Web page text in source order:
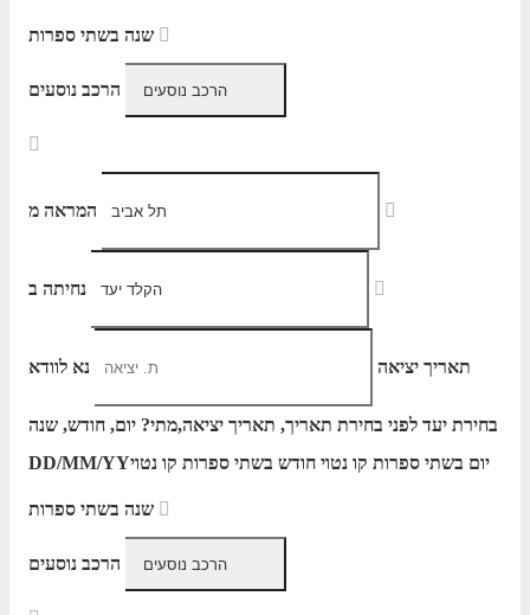
הרכב נוסעים
המראה מ
נחיתה ב
תאריך יציאה נא לוודא
בחירת יעד לפני בחירת תאריך, תאריך יציאה,מתי? יום, חודש, שנה
DD/MM/YYיום בשתי ספרות קו נטוי חודש בשתי ספרות קו נטוי
הרכב נוסעים